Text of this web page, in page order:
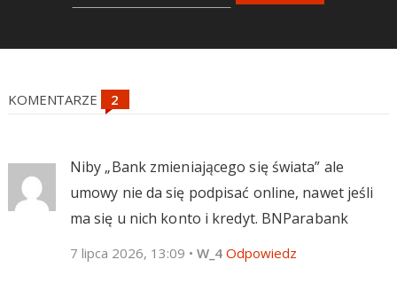
KOMENTARZE
Niby „Bank zmieniającego się świata” ale
umowy nie da się podpisać online, nawet jeśli
ma się u nich konto i kredyt. BNParabank
7 lipca 2026, 13:09 • W_4 Odpowiedz